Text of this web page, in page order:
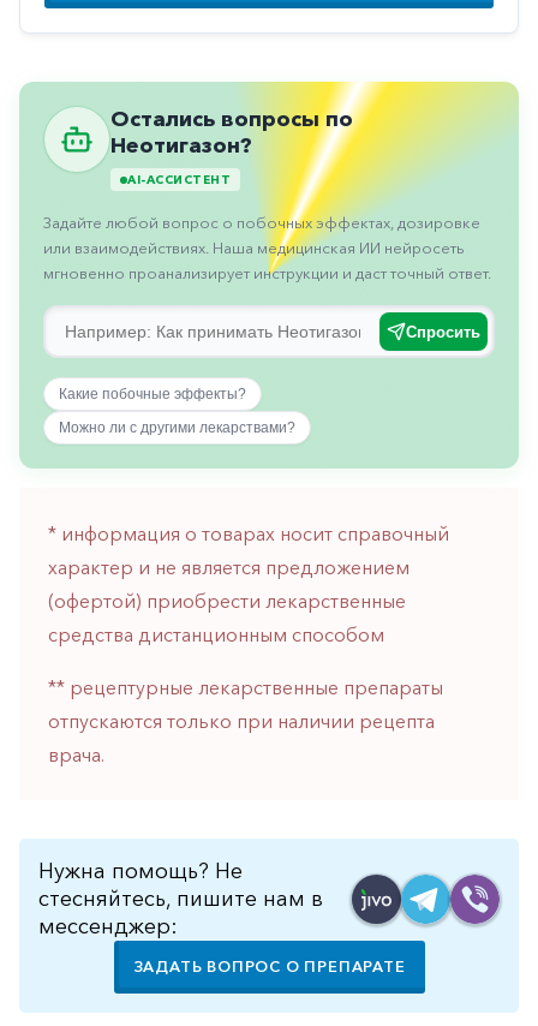
Противоэпилептические
Пульмонология
Сердечные
Сосудистые
Тромбозы
Урология
горло-
нос
Хирургия
Щитовидная
железа
Остались вопросы по
Неотигазон?
AI-АССИСТЕНТ
Задайте любой вопрос о побочных эффектах, дозировке
или взаимодействиях. Наша медицинская ИИ нейросеть
мгновенно проанализирует инструкции и даст точный ответ.
Спросить
Какие побочные эффекты?
Можно ли с другими лекарствами?
* информация о товарах носит справочный
характер и не является предложением
(офертой) приобрести лекарственные
средства дистанционным способом
** рецептурные лекарственные препараты
отпускаются только при наличии рецепта
врача.
Нужна помощь? Не
стесняйтесь, пишите нам в
мессенджер:
ЗАДАТЬ ВОПРОС О ПРЕПАРАТЕ